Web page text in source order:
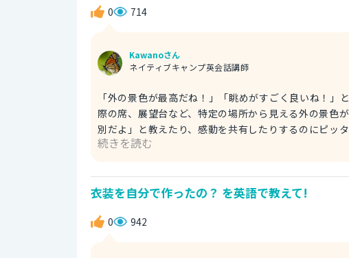
0 714
Kawanoさん
ネイティブキャンプ英会話講師
「外の景色が最高だね！」「眺めがすごく良いね！」といったニュアンスで
際の席、展望台など、特定の場所から見える外の景色
別だよ」と教えたり、感動を共有したりするのにピッタ
driver's seat is so high in this car, you get a great
スで、会話の中で付け加えるように使うと自然です。
定の場所からの眺めを褒めるときに気軽に使える便利な一言ですよ。 The new
続きを読む
衣装を自分で作ったの？ を英語で教えて!
0 942